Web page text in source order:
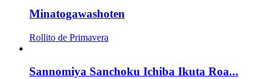
Minatogawashoten
Rollito de Primavera
Sannomiya Sanchoku Ichiba Ikuta Roa...